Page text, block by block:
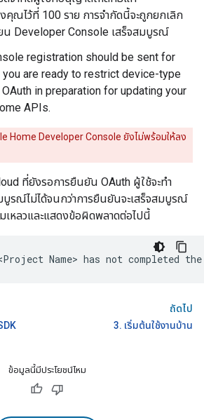
ณไว้ที่ 100 ราย การจำกัดนี้จะถูกยกเลิก
น Developer Console เสร็จสมบูรณ์
registration should be sent for
you are ready to restrict device-type
in preparation for updating your
APIs.
Home Developer Console ยังไม่พร้อมให้ลง
ที่ยังรอการยืนยัน OAuth ผู้ใช้จะทำ
บูรณ์ไม่ได้จนกว่าการยืนยันจะเสร็จสมบูรณ์
เหลวและแสดงข้อผิดพลาดต่อไปนี้
ถัดไป
3. เริ่มต้นใช้งานบ้าน
ข้อมูลนี้มีประโยชน์ไหม